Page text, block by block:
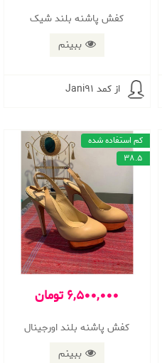
کفش پاشنه بلند شیک
ببینم
از کمد Jani91
6,500,000 تومان
کفش پاشنه بلند اورجینال
ببینم
کم استفاده شده
38.5